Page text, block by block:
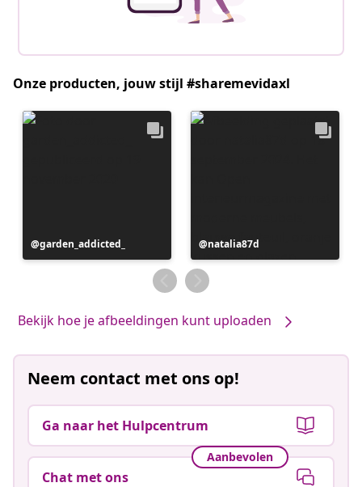
Onze producten, jouw stijl #sharemevidaxl
Bericht
gepubliceerd
garden_addicted_
Bericht
gepubliceerd
door
natalia87d
Bekijk hoe je afbeeldingen kunt uploaden
Neem contact met ons op!
Ga naar het Hulpcentrum
Aanbevolen
Chat met ons